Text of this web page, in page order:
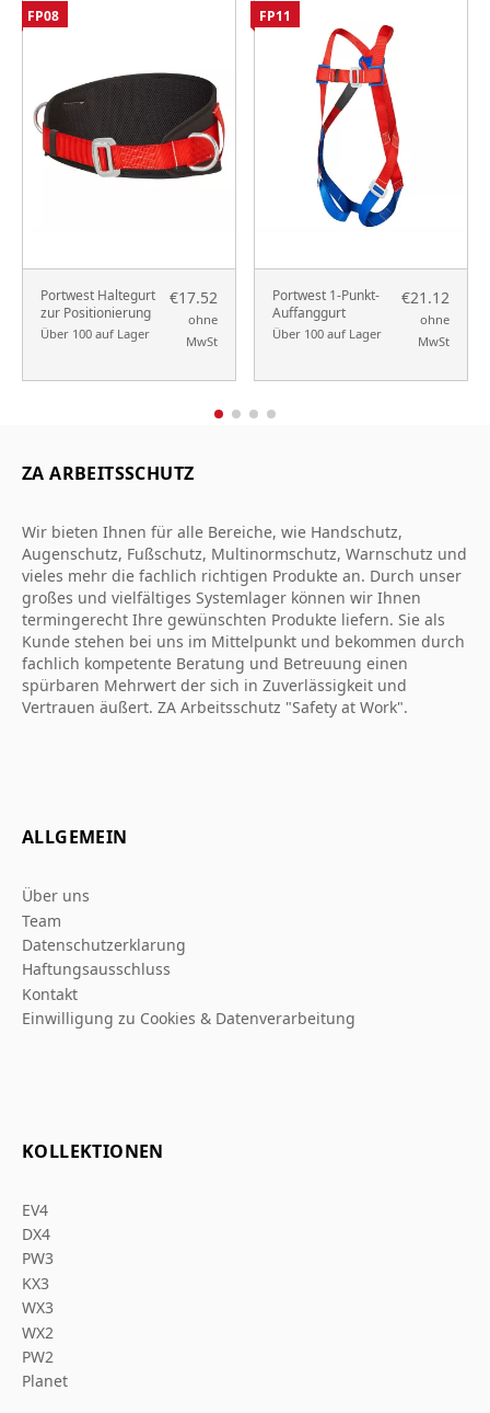
Portwest Haltegurt
zur Positionierung
Über 100 auf Lager
€17.52
ohne
MwSt
FP08
Portwest 1-Punkt-
Auffanggurt
Über 100 auf Lager
€21.12
ohne
MwSt
FP11
ZA ARBEITSSCHUTZ
Wir bieten Ihnen für alle Bereiche, wie Handschutz,
Augenschutz, Fußschutz, Multinormschutz, Warnschutz und
vieles mehr die fachlich richtigen Produkte an. Durch unser
großes und vielfältiges Systemlager können wir Ihnen
termingerecht Ihre gewünschten Produkte liefern. Sie als
Kunde stehen bei uns im Mittelpunkt und bekommen durch
fachlich kompetente Beratung und Betreuung einen
spürbaren Mehrwert der sich in Zuverlässigkeit und
Vertrauen äußert. ZA Arbeitsschutz "Safety at Work".
ALLGEMEIN
Über uns
Team
Datenschutzerklarung
Haftungsausschluss
Kontakt
Einwilligung zu Cookies & Datenverarbeitung
KOLLEKTIONEN
EV4
DX4
PW3
KX3
WX3
WX2
PW2
Planet